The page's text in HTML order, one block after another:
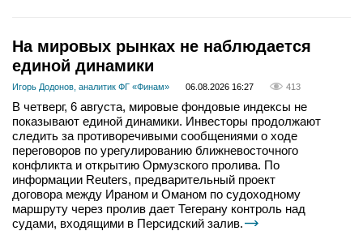
На мировых рынках не наблюдается
единой динамики
Игорь Додонов, аналитик ФГ «Финам» 06.08.2026 16:27 413
В четверг, 6 августа, мировые фондовые индексы не
показывают единой динамики. Инвесторы продолжают
следить за противоречивыми сообщениями о ходе
переговоров по урегулированию ближневосточного
конфликта и открытию Ормузского пролива. По
информации Reuters, предварительный проект
договора между Ираном и Оманом по судоходному
маршруту через пролив дает Тегерану контроль над
судами, входящими в Персидский залив.